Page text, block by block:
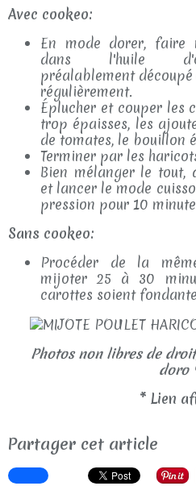
Avec cookeo:
En mode dorer, faire
dans l'huile
préalablement
régulièrement.
Éplucher et couper les
trop épaisses, les
de tomates, le bouillon
Terminer par les
Bien mélanger le tout,
et lancer le mode
pression pour 10
Sans cookeo:
Procéder de la
mijoter 25 à 30
carottes soient
Photos non libres de
doro
* Lien
Partager cet article